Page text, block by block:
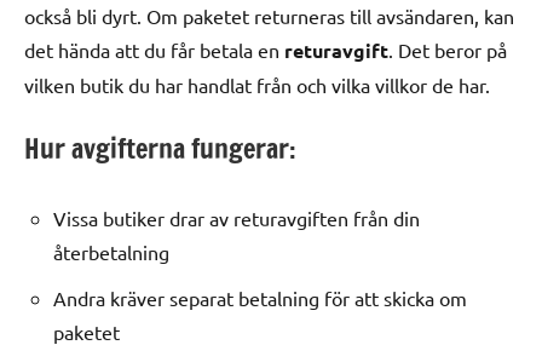
också bli dyrt. Om paketet returneras till avsändaren, kan
det hända att du får betala en returavgift . Det beror på
vilken butik du har handlat från och vilka villkor de har.
Hur avgifterna fungerar:
Vissa butiker drar av returavgiften från din
återbetalning
Andra kräver separat betalning för att skicka om
paketet